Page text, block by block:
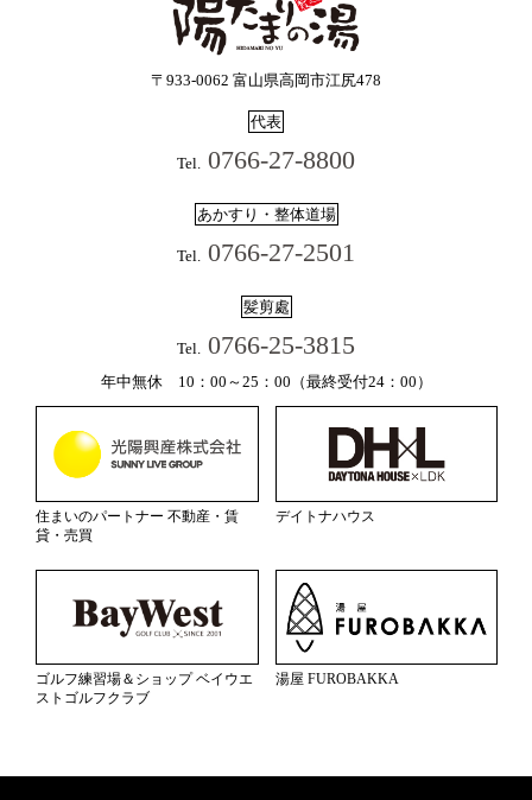
〒933-0062 富山県高岡市江尻478
代表
Tel. 0766-27-8800
あかすり・整体道場
Tel. 0766-27-2501
髪剪處
Tel. 0766-25-3815
年中無休 10：00～25：00（最終受付24：00）
住まいのパートナー 不動産・賃
貸・売買
デイトナハウス
ゴルフ練習場＆ショップ ベイウエ
ストゴルフクラブ
湯屋 FUROBAKKA